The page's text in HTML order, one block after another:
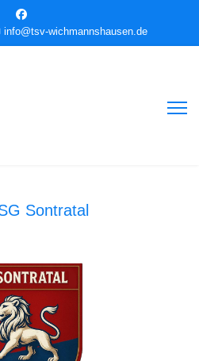
info@tsv-wichmannshausen.de
Sontratal